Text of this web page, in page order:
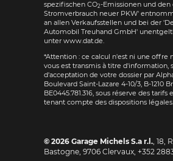
spezifischen CO2-Emissionen und
Stromverbrauch neuer PKW'
an allen Verkaufsstellen und bei der
Automobil Treuhand GmbH'
unter www.dat.de.
*Attention : ce calcul n'est ni une offre
vous est transmis à titre d'information,
d'acceptation de votre dossier par
Boulevard Saint-Lazare 4-10/3, B-1210
BE0445.781.316, sous réserve des
tenant compte des dispositions légales.
© 2026 Garage Michels S.a r.l., 18,
Bastogne, 9706 Clervaux, +352